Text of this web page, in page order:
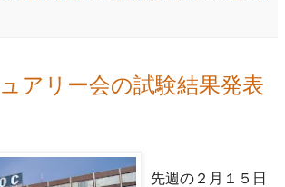
アリー会の試験結果発表
先週の２月１５日